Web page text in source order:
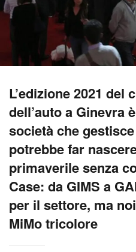
L’edizione 2021 del
dell’auto a Ginevra
società che
potrebbe far
primaverile senza
Case: da GIMS a
per il settore, ma
MiMo tricolore